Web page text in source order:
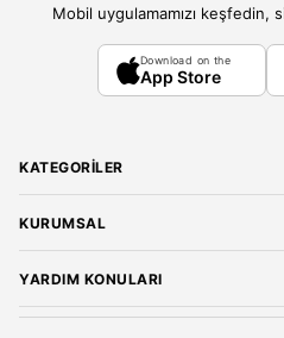
Mobil uygulamamızı keşfedin,
Download on the
App Store
KATEGORILER
Bluz
Gömlek
KURUMSAL
Mağazalarımız
YARDIM KONULARI
Üyelik Sözleşmesi